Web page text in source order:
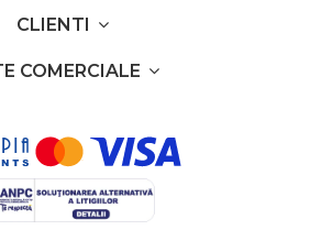
CLIENTI
COMERCIALE